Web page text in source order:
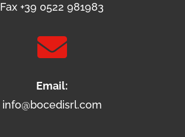
Fax +39 0522 981983

Email:
info@bocedisrl.com